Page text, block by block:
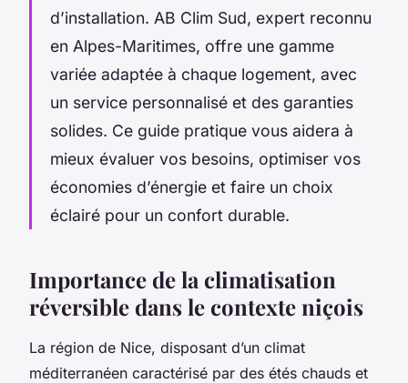
d’installation. AB Clim Sud, expert reconnu
en Alpes-Maritimes, offre une gamme
variée adaptée à chaque logement, avec
un service personnalisé et des garanties
solides. Ce guide pratique vous aidera à
mieux évaluer vos besoins, optimiser vos
économies d’énergie et faire un choix
éclairé pour un confort durable.
Importance de la climatisation
réversible dans le contexte niçois
La région de Nice, disposant d’un climat
méditerranéen caractérisé par des étés chauds et